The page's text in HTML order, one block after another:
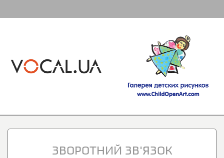
ЗВОРОТНИЙ ЗВ'ЯЗОК